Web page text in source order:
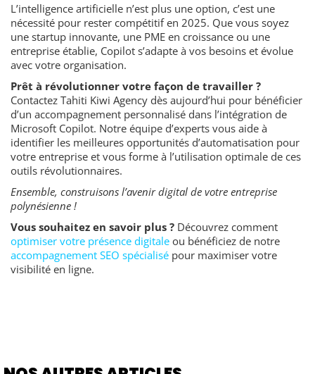
L’intelligence artificielle n’est plus une option, c’est une
nécessité pour rester compétitif en 2025. Que vous soyez
une startup innovante, une PME en croissance ou une
entreprise établie, Copilot s’adapte à vos besoins et évolue
avec votre organisation.
Prêt à révolutionner votre façon de travailler ?
Contactez Tahiti Kiwi Agency dès aujourd’hui pour bénéficier
d’un accompagnement personnalisé dans l’intégration de
Microsoft Copilot. Notre équipe d’experts vous aide à
identifier les meilleures opportunités d’automatisation pour
votre entreprise et vous forme à l’utilisation optimale de ces
outils révolutionnaires.
Ensemble, construisons l’avenir digital de votre entreprise
polynésienne !
Vous souhaitez en savoir plus ? Découvrez comment
optimiser votre présence digitale ou bénéficiez de notre
accompagnement SEO spécialisé pour maximiser votre
visibilité en ligne.